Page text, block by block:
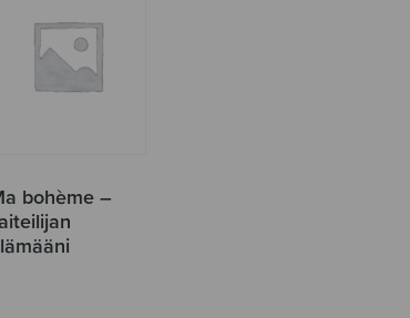
bohème –